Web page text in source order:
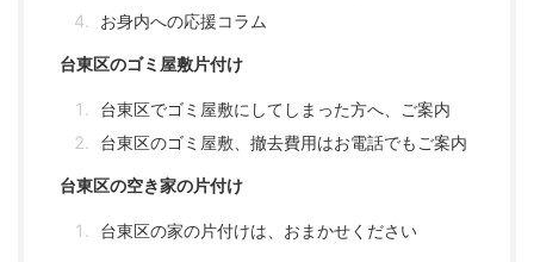
お身内への応援コラム
台東区のゴミ屋敷片付け
台東区でゴミ屋敷にしてしまった方へ、ご案内
台東区のゴミ屋敷、撤去費用はお電話でもご案内
台東区の空き家の片付け
台東区の家の片付けは、おまかせください